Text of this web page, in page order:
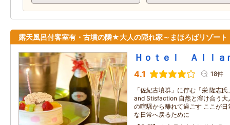
露天風呂付客室有・古墳の隣★大人の隠れ家～まほろばリゾート
Ｈｏｔｅｌ Ａｌｌａ
4.1 18件
「佐紀古墳群」に佇む「栄 隆志
and Stisfaction 自然と溶け合う大
の喧騒から離れて過ごす ここが
な日常へ戻るために